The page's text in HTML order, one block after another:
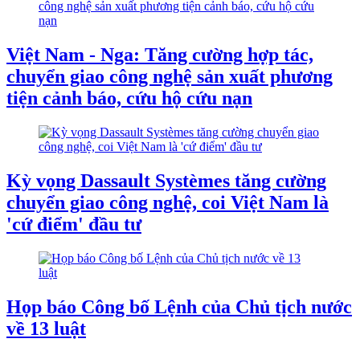
Việt Nam - Nga: Tăng cường hợp tác,
chuyển giao công nghệ sản xuất phương
tiện cảnh báo, cứu hộ cứu nạn
Kỳ vọng Dassault Systèmes tăng cường
chuyển giao công nghệ, coi Việt Nam là
'cứ điểm' đầu tư
Họp báo Công bố Lệnh của Chủ tịch nước
về 13 luật